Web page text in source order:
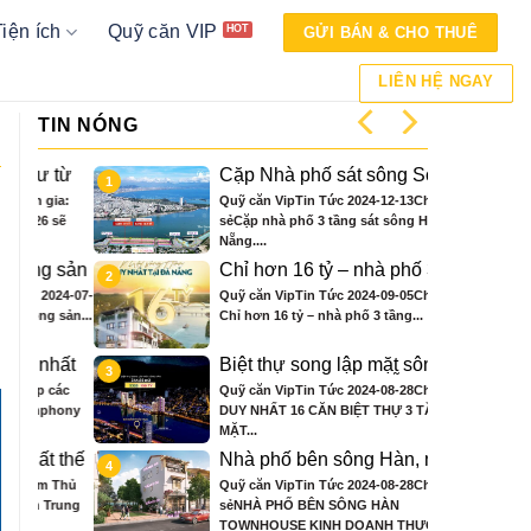
ích Quỹ căn VIP GỬI BÁN & CHO THUÊ
LIÊN HỆ NGAY
TIN NÓNG
1
Cặp Nhà phố sát sông Sonata
3 tầng chỉ hơn 16 tỷ
Quỹ căn VipTin Tức 2024-12-13Chia
sẻCặp nhà phố 3 tầng sát sông Hàn Đà
Nẵng....
2
Chỉ hơn 16 tỷ – nhà phố 3 tầng
bên sông Hàn sở hữu tiện ích
biệt thự trăm tỷ
Quỹ căn VipTin Tức 2024-09-05Chia sẻ
Chỉ hơn 16 tỷ – nhà phố 3 tầng...
3
Biệt thự song lập mặt sông
Hàn, trung tâm Đà Nẵng ngay
khán đài xem pháo hoa DIFF
Quỹ căn VipTin Tức 2024-08-28Chia sẻCHỈ
DUY NHẤT 16 CĂN BIỆT THỰ 3 TẦNG
MẶT...
4
Nhà phố bên sông Hàn, ngay
sát toà căn hộ cao cấp S3 gần
ngay mặt sông
Quỹ căn VipTin Tức 2024-08-28Chia
sẻNHÀ PHỐ BÊN SÔNG HÀN
TOWNHOUSE KINH DOANH THƯƠNG